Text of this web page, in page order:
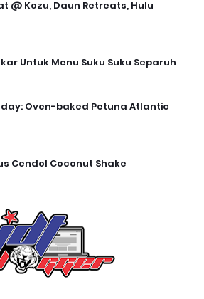
@ Kozu, Daun Retreats, Hulu
Untuk Menu Suku Suku Separuh
Oven-baked Petuna Atlantic
Cendol Coconut Shake